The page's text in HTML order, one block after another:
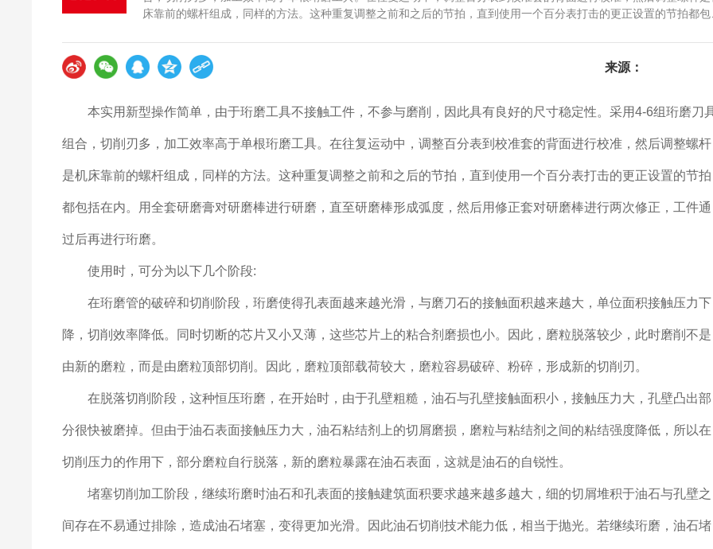
床靠前的螺杆组成，同样的方法。这种重复调整之前和之后的节拍，直到使用一个百分表打击的更正设置的节拍都包
行珩磨。
来源：
本实用新型操作简单，由于珩磨工具不接触工件，不参与磨削，因此具有良好的尺寸稳定性。采用4-6组珩磨刀
组合，切削刃多，加工效率高于单根珩磨工具。在往复运动中，调整百分表到校准套的背面进行校准，然后调整螺杆
是机床靠前的螺杆组成，同样的方法。这种重复调整之前和之后的节拍，直到使用一个百分表打击的更正设置的节拍
都包括在内。用全套研磨膏对研磨棒进行研磨，直至研磨棒形成弧度，然后用修正套对研磨棒进行两次修正，工件通
过后再进行珩磨。
使用时，可分为以下几个阶段:
在珩磨管的破碎和切削阶段，珩磨使得孔表面越来越光滑，与磨刀石的接触面积越来越大，单位面积接触压力下
降，切削效率降低。同时切断的芯片又小又薄，这些芯片上的粘合剂磨损也小。因此，磨粒脱落较少，此时磨削不是
由新的磨粒，而是由磨粒顶部切削。因此，磨粒顶部载荷较大，磨粒容易破碎、粉碎，形成新的切削刃。
在脱落切削阶段，这种恒压珩磨，在开始时，由于孔壁粗糙，油石与孔壁接触面积小，接触压力大，孔壁凸出部
分很快被磨掉。但由于油石表面接触压力大，油石粘结剂上的切屑磨损，磨粒与粘结剂之间的粘结强度降低，所以在
切削压力的作用下，部分磨粒自行脱落，新的磨粒暴露在油石表面，这就是油石的自锐性。
堵塞切削加工阶段，继续珩磨时油石和孔表面的接触建筑面积要求越来越多越大，细的切屑堆积于油石与孔壁之
间存在不易通过排除，造成油石堵塞，变得更加光滑。因此油石切削技术能力低，相当于抛光。若继续珩磨，油石堵